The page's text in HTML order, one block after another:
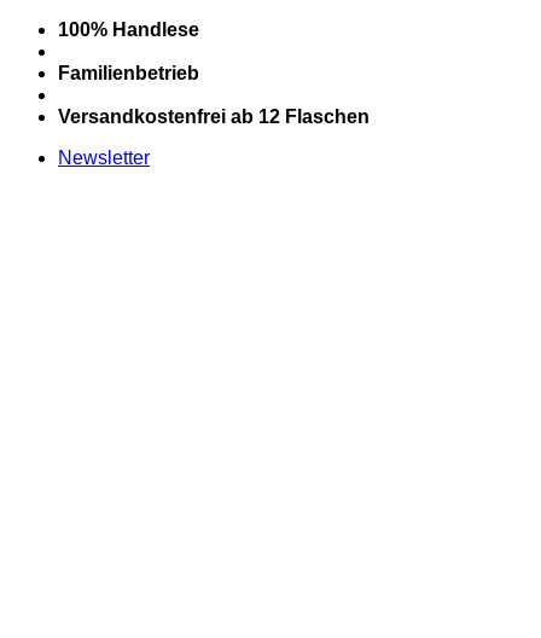
Zum
Inhalt
springen
100% Handlese
Familienbetrieb
Versandkostenfrei ab 12 Flaschen
Newsletter